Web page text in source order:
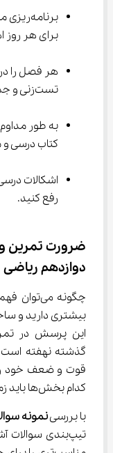
برای هر
هر فصل را
تست‌زنی و جمع‌بندی مطالعه کنید.
کتاب درسی و
رفع کنید.
ضرورت تمرین و
دوازدهم ریاضی
بیشتری دارید و
قوت و ضعف خود
کدام بخش‌ها باید زمان و تلاش بیشتری صرف کنید.
با بررسی نمونه